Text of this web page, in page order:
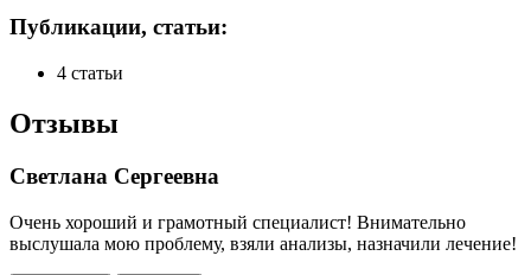
Публикации, статьи:
4 статьи
Отзывы
Светлана Сергеевна
Очень хороший и грамотный специалист! Внимательно
выслушала мою проблему, взяли анализы, назначили лечение!